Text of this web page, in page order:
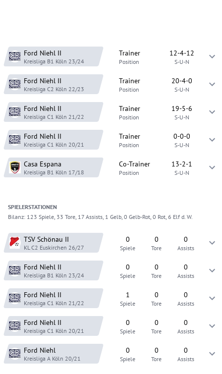
Ford Niehl II
Kreisliga B1 Köln 23/24
Trainer
Position
12-4-12
S-U-N
Ford Niehl II
Kreisliga C2 Köln 22/23
Trainer
Position
20-4-0
S-U-N
Ford Niehl II
Kreisliga C1 Köln 21/22
Trainer
Position
19-5-6
S-U-N
Ford Niehl II
Kreisliga C1 Köln 20/21
Trainer
Position
0-0-0
S-U-N
Casa Espana
Kreisliga B1 Köln 17/18
Co-Trainer
Position
13-2-1
S-U-N
SPIELERSTATIONEN
Bilanz: 123 Spiele, 33 Tore, 17 Assists, 1 Gelb, 0 Gelb-Rot, 0 Rot, 6 Elf d. W.
TSV Schönau II
KL C2 Euskirchen 26/27
0
Spiele
0
Tore
0
Assists
Ford Niehl II
Kreisliga B1 Köln 23/24
0
Spiele
0
Tore
0
Assists
Ford Niehl II
Kreisliga C1 Köln 21/22
1
Spiele
0
Tore
0
Assists
Ford Niehl II
Kreisliga C1 Köln 20/21
0
Spiele
0
Tore
0
Assists
Ford Niehl
Kreisliga A Köln 20/21
0
Spiele
0
Tore
0
Assists